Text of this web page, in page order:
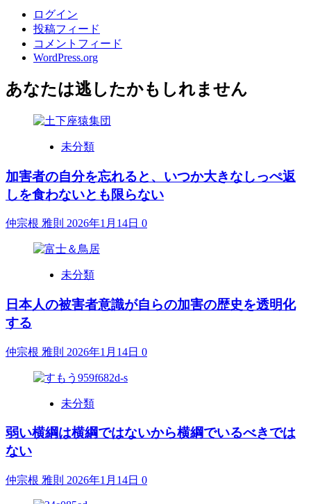
ログイン
投稿フィード
コメントフィード
WordPress.org
あなたは逃したかもしれません
未分類
加害者の自分を忘れると、いつか大きなしっぺ返
しを食わないとも限らない
仲宗根 雅則 2026年1月14日 0
未分類
日本人の被害者意識が自らの加害の歴史を透明化
する
仲宗根 雅則 2026年1月14日 0
未分類
弱い横綱は横綱ではないから横綱でいるべきでは
ない
仲宗根 雅則 2026年1月14日 0